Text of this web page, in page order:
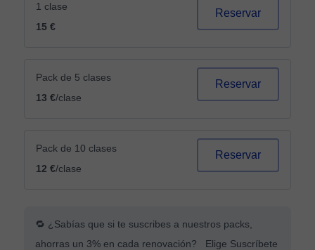
1 clase
15 €
Reservar
Pack de 5 clases
13 €/clase
Reservar
Pack de 10 clases
12 €/clase
Reservar
🔁 ¿Sabías que si te suscribes a nuestros packs,
ahorras un 3% en cada renovación? Elige Suscríbete